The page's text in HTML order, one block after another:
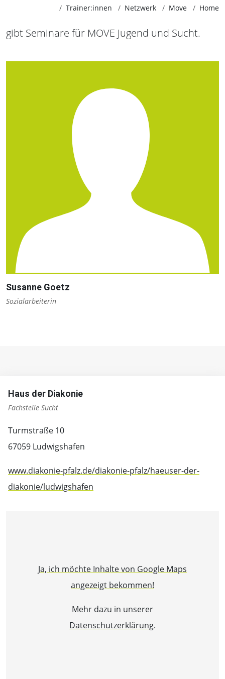
Trainer:innen Netzwerk Move Home
gibt Seminare für MOVE Jugend und Sucht.
Susanne Goetz
Sozialarbeiterin
Haus der Diakonie
Fachstelle Sucht
Turmstraße 10
67059 Ludwigshafen
www.diakonie-pfalz.de/diakonie-pfalz/haeuser-der-
diakonie/ludwigshafen
Ja, ich möchte Inhalte von Google Maps
angezeigt bekommen!
Mehr dazu in unserer
Datenschutzerklärung.